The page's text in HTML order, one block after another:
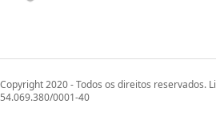
Copyright 2020 - Todos os direitos reservados.
54.069.380/0001-40